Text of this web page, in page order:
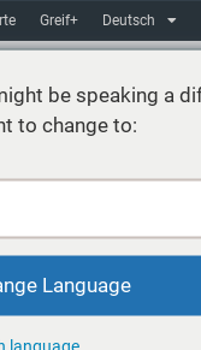
Greif+ Deutsch
be speaking a
to change to:
Language
language